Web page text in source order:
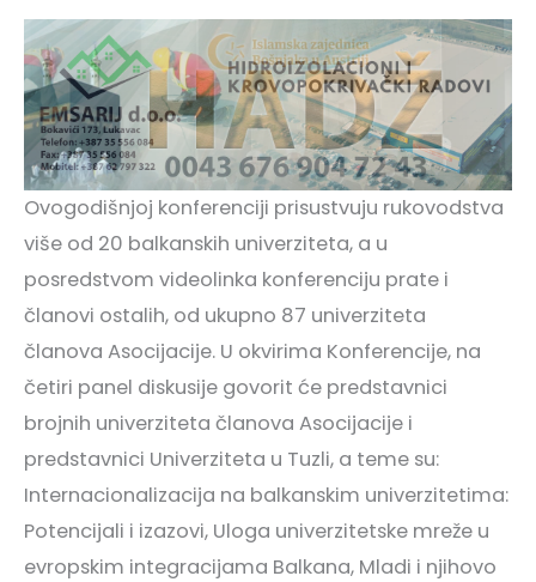
Ovogodišnjoj konferenciji prisustvuju rukovodstva
više od 20 balkanskih univerziteta, a u
posredstvom videolinka konferenciju prate i
članovi ostalih, od ukupno 87 univerziteta
članova Asocijacije. U okvirima Konferencije, na
četiri panel diskusije govorit će predstavnici
brojnih univerziteta članova Asocijacije i
predstavnici Univerziteta u Tuzli, a teme su:
Internacionalizacija na balkanskim univerzitetima:
Potencijali i izazovi, Uloga univerzitetske mreže u
evropskim integracijama Balkana, Mladi i njihovo